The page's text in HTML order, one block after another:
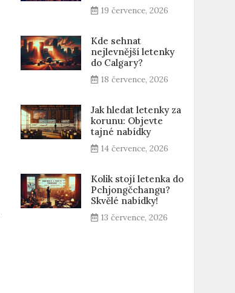
19 července, 2026
Kde sehnat
nejlevnější letenky
do Calgary?
18 července, 2026
Jak hledat letenky za
korunu: Objevte
tajné nabídky
14 července, 2026
Kolik stojí letenka do
Pchjongčchangu?
Skvělé nabídky!
13 července, 2026